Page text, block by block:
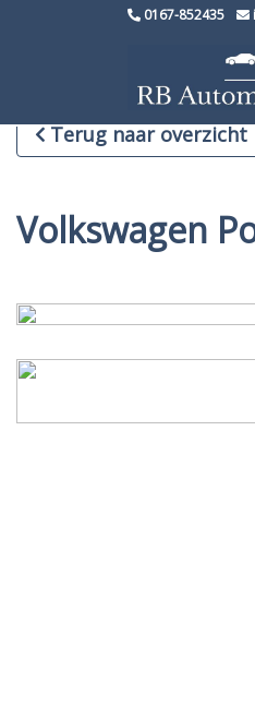
0167-852435
Terug naar overzicht
Volkswagen